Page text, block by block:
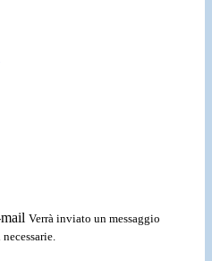
Verrà inviato un messaggio